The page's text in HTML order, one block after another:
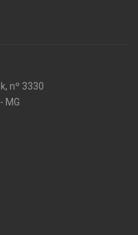
nº 3330
MG